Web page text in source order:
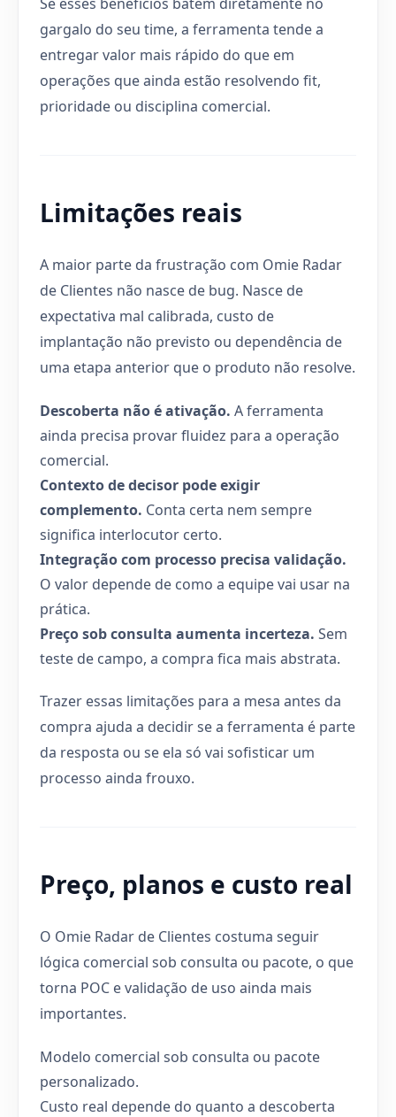
gargalo do seu time, a ferramenta tende a
entregar valor mais rápido do que em
operações que ainda estão resolvendo fit,
prioridade ou disciplina comercial.
Limitações reais
A maior parte da frustração com Omie Radar
de Clientes não nasce de bug. Nasce de
expectativa mal calibrada, custo de
implantação não previsto ou dependência de
uma etapa anterior que o produto não resolve.
Descoberta não é ativação. A ferramenta
ainda precisa provar fluidez para a operação
comercial.
Contexto de decisor pode exigir
complemento. Conta certa nem sempre
significa interlocutor certo.
Integração com processo precisa validação.
O valor depende de como a equipe vai usar na
prática.
Preço sob consulta aumenta incerteza. Sem
teste de campo, a compra fica mais abstrata.
Trazer essas limitações para a mesa antes da
compra ajuda a decidir se a ferramenta é parte
da resposta ou se ela só vai sofisticar um
processo ainda frouxo.
Preço, planos e custo real
O Omie Radar de Clientes costuma seguir
lógica comercial sob consulta ou pacote, o que
torna POC e validação de uso ainda mais
importantes.
Modelo comercial sob consulta ou pacote
personalizado.
Custo real depende do quanto a descoberta